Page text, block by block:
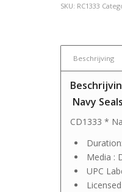
SKU: RC1333
Beschrijving
Navy
CD1333 *
Media :
UPC